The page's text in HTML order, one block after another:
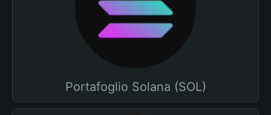
Portafoglio Solana (SOL)